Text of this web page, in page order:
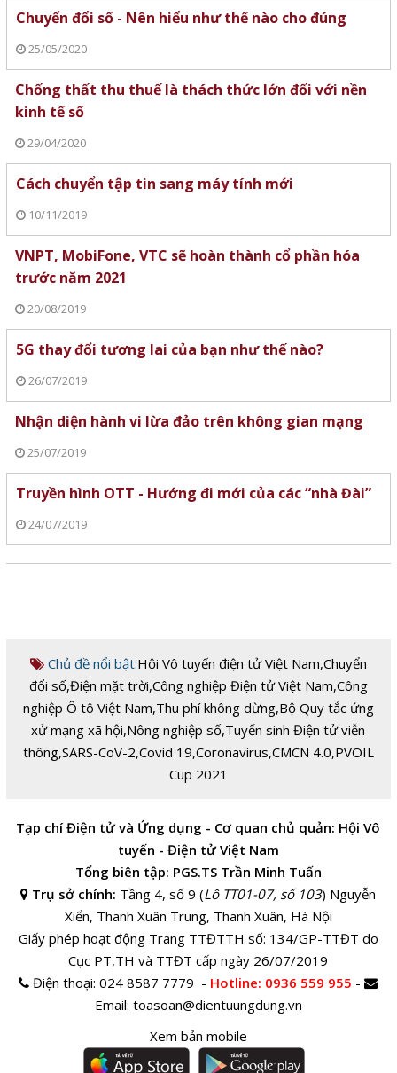
Chuyển đổi số - Nên hiểu như thế nào cho đúng
25/05/2020
Chống thất thu thuế là thách thức lớn đối với nền
kinh tế số
29/04/2020
Cách chuyển tập tin sang máy tính mới
10/11/2019
VNPT, MobiFone, VTC sẽ hoàn thành cổ phần hóa
trước năm 2021
20/08/2019
5G thay đổi tương lai của bạn như thế nào?
26/07/2019
Nhận diện hành vi lừa đảo trên không gian mạng
25/07/2019
Truyền hình OTT - Hướng đi mới của các “nhà Đài”
24/07/2019
Chủ đề nổi bật:Hội Vô tuyến điện tử Việt Nam,Chuyển
đổi số,Điện mặt trời,Công nghiệp Điện tử Việt Nam,Công
nghiệp Ô tô Việt Nam,Thu phí không dừng,Bộ Quy tắc ứng
xử mạng xã hội,Nông nghiệp số,Tuyển sinh Điện tử viễn
thông,SARS-CoV-2,Covid 19,Coronavirus,CMCN 4.0,PVOIL
Cup 2021
Tạp chí Điện tử và Ứng dụng - Cơ quan chủ quản: Hội Vô
tuyến - Điện tử Việt Nam
Tổng biên tập: PGS.TS Trần Minh Tuấn
Trụ sở chính: Tầng 4, số 9 (Lô TT01-07, số 103) Nguyễn
Xiển, Thanh Xuân Trung, Thanh Xuân, Hà Nội
Giấy phép hoạt động Trang TTĐTTH số: 134/GP-TTĐT do
Cục PT,TH và TTĐT cấp ngày 26/07/2019
Điện thoại:024 8587 7779 - Hotline: 0936 559 955 -
Email: toasoan@dientuungdung.vn
Xem bản mobile